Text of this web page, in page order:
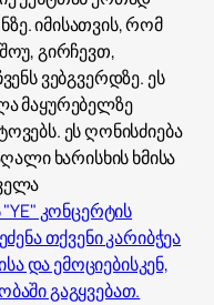
იმისათვის, რომ
გირჩევთ,
ვებგვერდზე. ეს
მაყურებელზე
ეს ღონისძიება
ხარისხის ხმისა
"YE" კონცერტის
თქვენი კარიბჭეა
და ემოციებისკენ,
გაგყვებათ.